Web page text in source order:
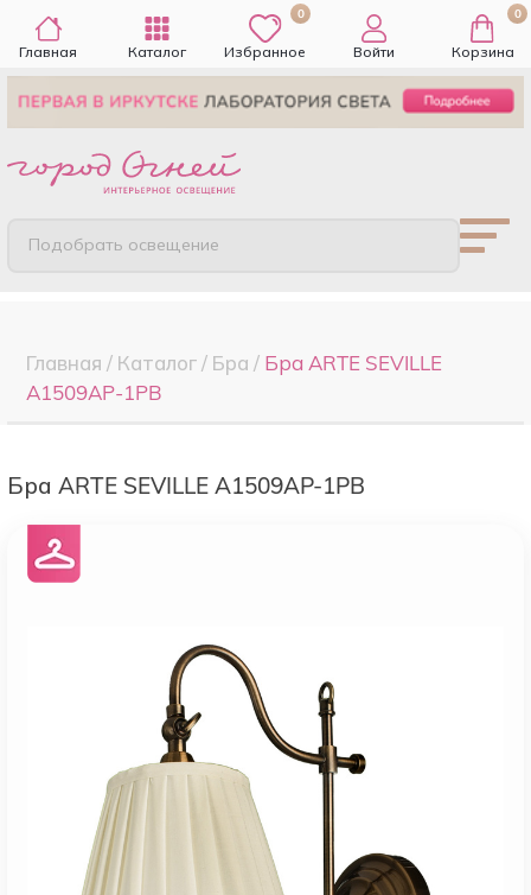
Главная Каталог
0
Избранное Войти
0
Корзина
Подобрать освещение
Главная / Каталог/ Бра / Бра ARTE SEVILLE
A1509AP-1PB
Бра ARTE SEVILLE A1509AP-1PB